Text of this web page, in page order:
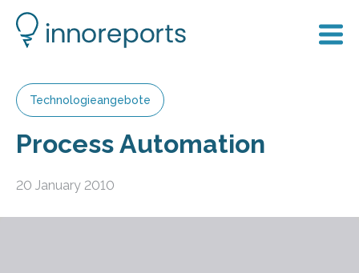
Technologieangebote
Process Automation
20 January 2010